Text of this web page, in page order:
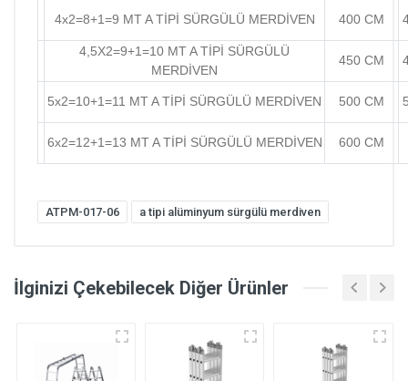
4x2=8+1=9 MT A TİPİ SÜRGÜLÜ MERDİVEN 400 CM
4,5X2=9+1=10 MT A TİPİ SÜRGÜLÜ
MERDİVEN
450 CM
5x2=10+1=11 MT A TİPİ SÜRGÜLÜ MERDİVEN 500 CM
6x2=12+1=13 MT A TİPİ SÜRGÜLÜ MERDİVEN 600 CM
ATPM-017-06 a tipi alüminyum sürgülü merdiven
İlginizi Çekebilecek Diğer Ürünler